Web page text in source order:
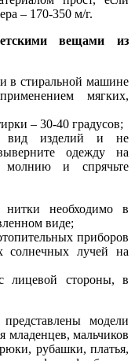
– 170-350 м/г.
вещами из
в стиральной машине
мягких,
– 30-40 градусов;
вид изделий и не
одежду на
молнию и спрячьте
необходимо в
виде;
приборов
солнечных лучей на
лицевой стороны, в
модели
младенцев, мальчиков
рубашки, платья,